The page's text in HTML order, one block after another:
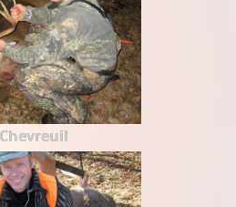
Chevreuil